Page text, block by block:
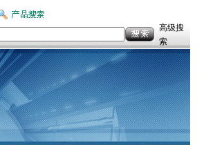
高级搜
索